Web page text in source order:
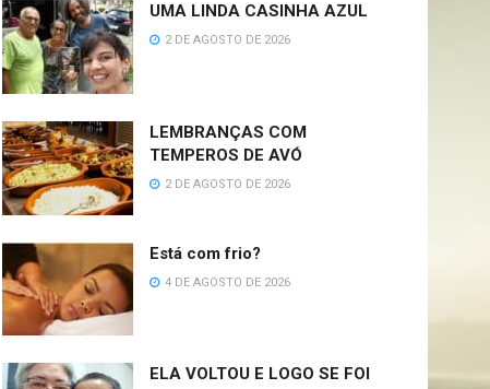
UMA LINDA CASINHA AZUL
2 DE AGOSTO DE 2026
LEMBRANÇAS COM
TEMPEROS DE AVÓ
2 DE AGOSTO DE 2026
Está com frio?
4 DE AGOSTO DE 2026
ELA VOLTOU E LOGO SE FOI